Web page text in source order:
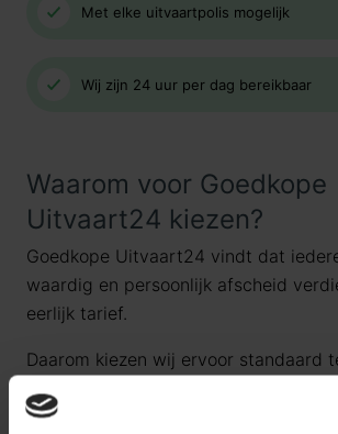
Met elke uitvaartpolis mogelijk
Wij zijn 24 uur per dag bereikbaar
Waarom voor Goedkope
Uitvaart24 kiezen?
Goedkope Uitvaart24 vindt dat
waardig en persoonlijk afscheid
eerlijk tarief.
Daarom kiezen wij ervoor standaard
uitvaartpakketten. Door onze
jarenlange ervaring bieden wij